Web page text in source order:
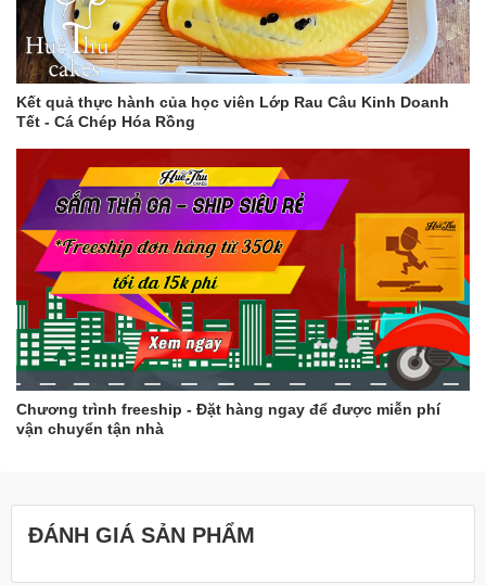
và bình an.
Hướng dẫn sử dụng và bảo quản:
dùng để cắm hoa tươi.
Mua ngay chậu hoa sứ mèo thần tài để mang về cho mình
một món đồ trang trí vừa đẹp mắt, vừa ý nghĩa!
Kết quả thực hành của học viên Lớp Rau Câu Kinh Doanh
Tết - Cá Chép Hóa Rồng
Chương trình freeship - Đặt hàng ngay để được miễn phí
vận chuyển tận nhà
ĐÁNH GIÁ SẢN PHẨM